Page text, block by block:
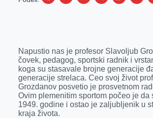
b
o
o
k
e
n
g
e
r
e
d
I
n
r
s
A
p
p
Napustio nas je profesor Slavoljub
čovek, pedagog, sportski radnik i
koga su stasavale brojne generacije
generacije strelaca. Ceo svoj život
Grozdanov posvetio je prosvetnom
Ovim plemenitim sportom počeo je da
1949. godine i ostao je zaljubljenik u
kraja života.